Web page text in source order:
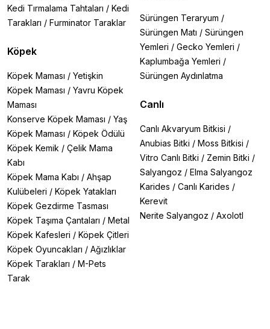
Kedi Tırmalama Tahtaları / Kedi
Tarakları / Furminator Taraklar
Köpek
Köpek Maması / Yetişkin
Köpek Maması / Yavru Köpek
Maması
Konserve Köpek Maması / Yaş
Köpek Maması / Köpek Ödülü
Köpek Kemik / Çelik Mama
Kabı
Köpek Mama Kabı / Ahşap
Kulübeleri / Köpek Yatakları
Köpek Gezdirme Tasması
Köpek Taşıma Çantaları / Metal
Köpek Kafesleri / Köpek Çitleri
Köpek Oyuncakları / Ağızlıklar
Köpek Tarakları / M-Pets
Tarak
Sürüngen Teraryum /
Sürüngen Matı / Sürüngen
Yemleri / Gecko Yemleri /
Kaplumbağa Yemleri /
Sürüngen Aydınlatma
Canlı
Canlı Akvaryum Bitkisi /
Anubias Bitki / Moss Bitkisi /
Vitro Canlı Bitki / Zemin Bitki /
Salyangoz / Elma Salyangoz
Karides / Canlı Karides /
Kerevit
Nerite Salyangoz / Axolotl